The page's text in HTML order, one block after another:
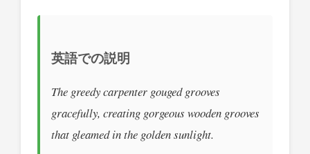
英語での説明
The greedy carpenter gouged grooves
gracefully, creating gorgeous wooden grooves
that gleamed in the golden sunlight.